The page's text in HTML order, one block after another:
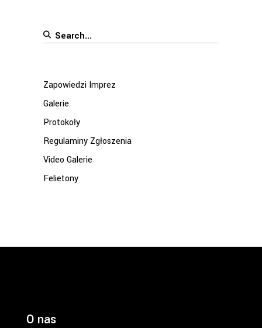
Search
Zapowiedzi Imprez
Galerie
Protokoły
Regulaminy Zgłoszenia
Video Galerie
Felietony
O nas